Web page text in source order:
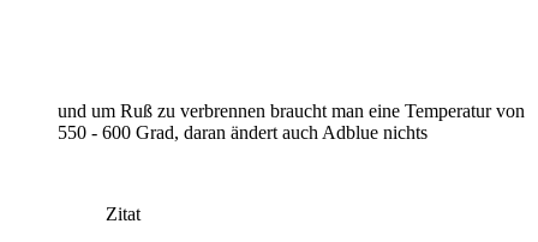
und um Ruß zu verbrennen braucht man eine Temperatur von
550 - 600 Grad, daran ändert auch Adblue nichts
Zitat